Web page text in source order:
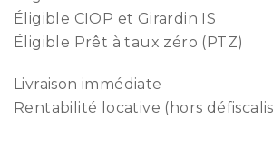
Éligible CIOP et Girardin IS
Éligible Prêt à taux zéro (PTZ)
Livraison immédiate
Rentabilité locative (hors